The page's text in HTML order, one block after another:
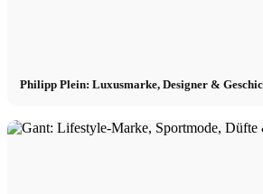
Philipp Plein: Luxusmarke, Designer &